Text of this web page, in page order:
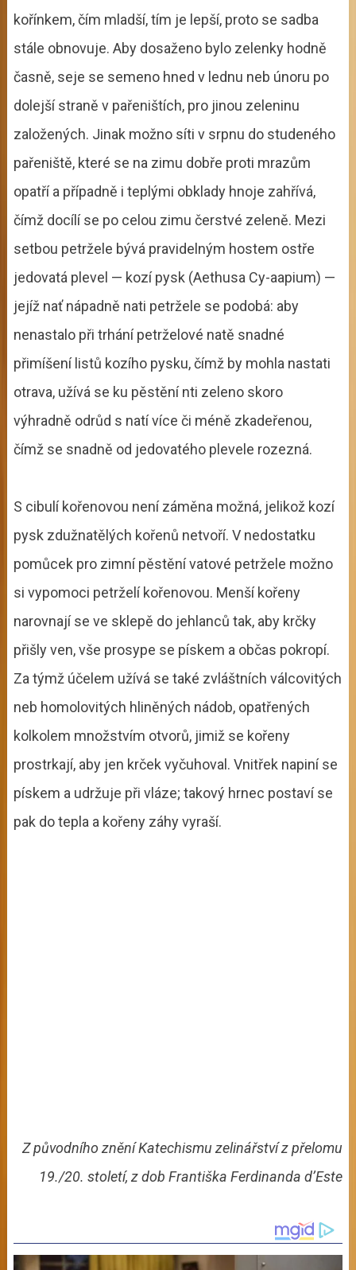
kořínkem, čím mladší, tím je lepší, proto se sadba
stále obnovuje. Aby dosaženo bylo zelenky hodně
časně, seje se semeno hned v lednu neb únoru po
dolejší straně v pařeništích, pro jinou zeleninu
založených. Jinak možno síti v srpnu do studeného
pařeniště, které se na zimu dobře proti mrazům
opatří a případně i teplými obklady hnoje zahřívá,
čímž docílí se po celou zimu čerstvé zeleně. Mezi
setbou petržele bývá pravidelným hostem ostře
jedovatá plevel — kozí pysk (Aethusa Cy-aapium) —
jejíž nať nápadně nati petržele se podobá: aby
nenastalo při trhání petrželové natě snadné
přimíšení listů kozího pysku, čímž by mohla nastati
otrava, užívá se ku pěstění nti zeleno skoro
výhradně odrůd s natí více či méně zkadeřenou,
čímž se snadně od jedovatého plevele rozezná.
S cibulí kořenovou není záměna možná, jelikož kozí
pysk zdužnatělých kořenů netvoří. V nedostatku
pomůcek pro zimní pěstění vatové petržele možno
si vypomoci petrželí kořenovou. Menší kořeny
narovnají se ve sklepě do jehlanců tak, aby krčky
přišly ven, vše prosype se pískem a občas pokropí.
Za týmž účelem užívá se také zvláštních válcovitých
neb homolovitých hliněných nádob, opatřených
kolkolem množstvím otvorů, jimiž se kořeny
prostrkají, aby jen krček vyčuhoval. Vnitřek napiní se
pískem a udržuje při vláze; takový hrnec postaví se
pak do tepla a kořeny záhy vyraší.
Z původního znění Katechismu zelinářství z přelomu
19./20. století, z dob Františka Ferdinanda d’Este